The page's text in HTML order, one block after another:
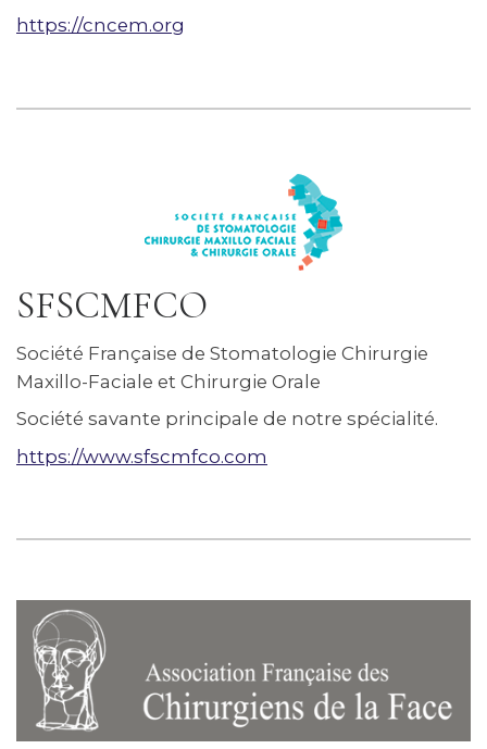
https://cncem.org
SFSCMFCO
Société Française de Stomatologie Chirurgie
Maxillo-Faciale et Chirurgie Orale
Société savante principale de notre spécialité.
https://www.sfscmfco.com